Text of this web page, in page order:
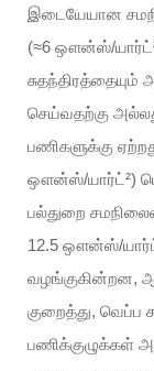
இடையேயான
(≈6 ஔன்ஸ்/
செய்வதற்கு
பணிகளுக்கு
ஔன்ஸ்/யார்ட்²)
பல்துறை
12.5 ஔன்ஸ்/
வழங்குகின்றன,
குறைத்து, வெப்ப
பணிக்குழுக்கள்